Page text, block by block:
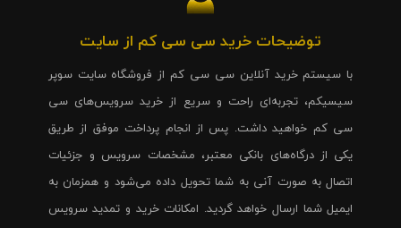
توضیحات خرید سی سی کم از سایت
با سیستم خرید آنلاین سی سی کم از فروشگاه سایت سوپر
سیسیکم، تجربه‌ای راحت و سریع از خرید سرویس‌های سی
سی کم خواهید داشت. پس از انجام پرداخت موفق از طریق
یکی از درگاه‌های بانکی معتبر، مشخصات سرویس و جزئیات
اتصال به صورت آنی به شما تحویل داده می‌شود و همزمان به
ایمیل شما ارسال خواهد گردید. امکانات خرید و تمدید سرویس